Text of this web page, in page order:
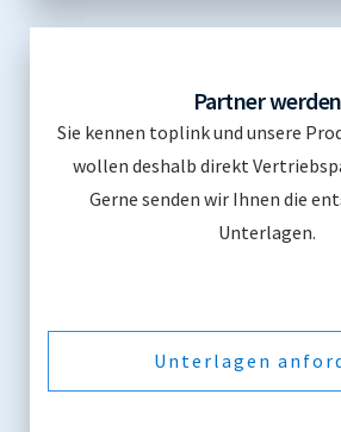
Partner werden
Sie kennen toplink und unsere
wollen deshalb direkt
Gerne senden wir Ihnen die
Unterlagen.
Unterlagen